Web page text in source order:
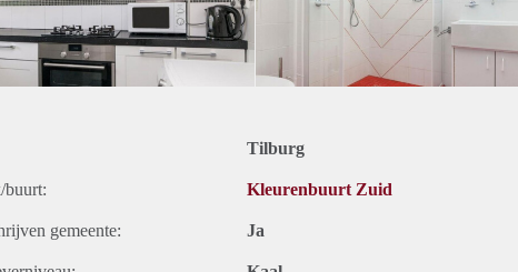
Tilburg
Kleurenbuurt Zuid
gemeente: Ja